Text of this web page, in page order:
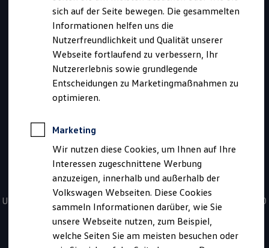
Wartungsverträge
Besitzer & Service
Reparatur & Service
Sommer-Special
Reparatur, Pflege & Inspektion
Servicetermin anfragen
Service-Vorteile bei Volkswagen Nutzfahrzeuge
ServicePlus
Economy Service
Räder & Reifen Service
Notdienst und Pannenhilfe
Software, Konnektivität & Apps
California App
VW Connect für Ihren ID. Buzz
VW Connect für Ihren Transporter/Caravelle
VW Connect für Ihren Amarok
VW Connect für andere Modelle
Connect Pro
Fleet Interface Data
Multistop Pathfinder
Übersicht Software Updates
Haben Sie Fragen zur
Volkswagen
Nutzfahrzeuge
Fahrzeugssuche?
Kontaktieren Sie uns
0800 - 86 55 79 24 36 *
Sie haben Fragen zur Nutzfahrzeugsuche? Rufen Sie uns an!
Unsere kostenfreien Servicezeiten für Sie sind täglich von 08:00
- 20:00 Uhr.
* Für Anrufer sind Gespräche unter 0800-Rufnummern stets
sich auf der Seite bewegen. Die gesammelten
Informationen helfen uns die
Nutzerfreundlichkeit und Qualität unserer
Webseite fortlaufend zu verbessern, Ihr
Nutzererlebnis sowie grundlegende
Entscheidungen zu Marketingmaßnahmen zu
optimieren.
Marketing
Wir nutzen diese Cookies, um Ihnen auf Ihre
Interessen zugeschnittene Werbung
anzuzeigen, innerhalb und außerhalb der
Volkswagen Webseiten. Diese Cookies
sammeln Informationen darüber, wie Sie
unsere Webseite nutzen, zum Beispiel,
welche Seiten Sie am meisten besuchen oder